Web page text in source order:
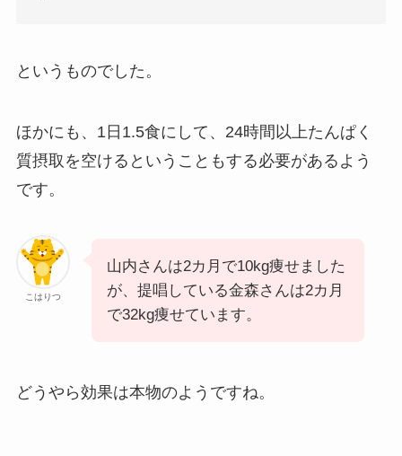
というものでした。
ほかにも、1日1.5食にして、24時間以上たんぱく
質摂取を空けるということもする必要があるよう
です。
こはりつ
山内さんは2カ月で10kg痩せました
が、提唱している金森さんは2カ月
で32kg痩せています。
どうやら効果は本物のようですね。